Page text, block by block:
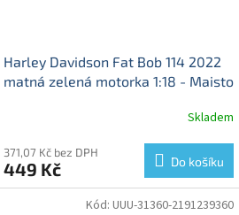
Harley Davidson Fat Bob 114 2022
matná zelená motorka 1:18 - Maisto
Skladem
371,07 Kč bez DPH
449 Kč Do košíku
Kód: UUU-31360-2191239360